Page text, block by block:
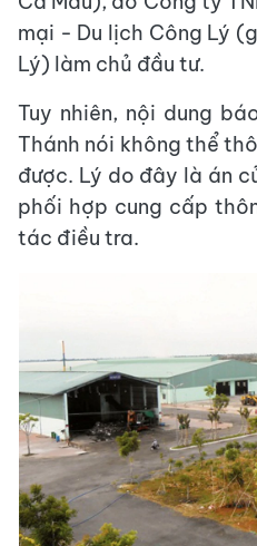
mại - Du lịch Công Lý
Lý) làm chủ đầu tư.
Tuy nhiên, nội dung
Thánh nói không thể
được. Lý do đây là án
phối hợp cung cấp
tác điều tra.